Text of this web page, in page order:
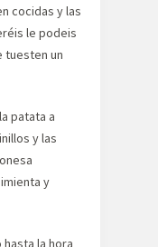
cocidas y las
le podeis
tuesten un
patata a
y las
y
la hora